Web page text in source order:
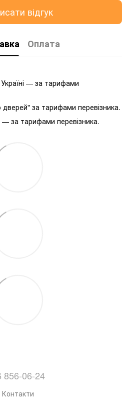
відгук
Оплата
— за тарифами
дверей" за тарифами перевізника.
— за тарифами перевізника.
856-06-24
Контакти